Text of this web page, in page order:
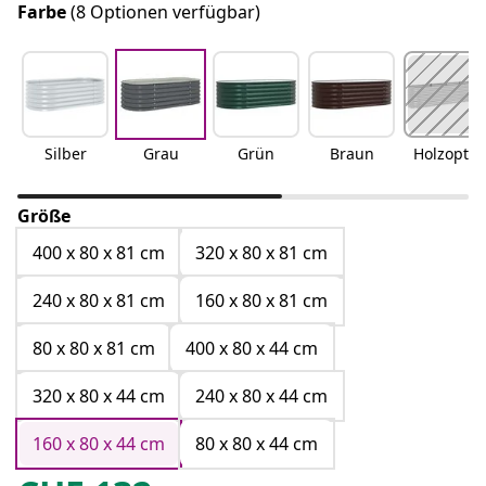
Farbe(8 Optionen verfügbar)
Silber Grau Grün Braun Holzoptik
Größe
400 x 80 x 81 cm
320 x 80 x 81 cm
240 x 80 x 81 cm
160 x 80 x 81 cm
80 x 80 x 81 cm
400 x 80 x 44 cm
320 x 80 x 44 cm
240 x 80 x 44 cm
160 x 80 x 44 cm
80 x 80 x 44 cm